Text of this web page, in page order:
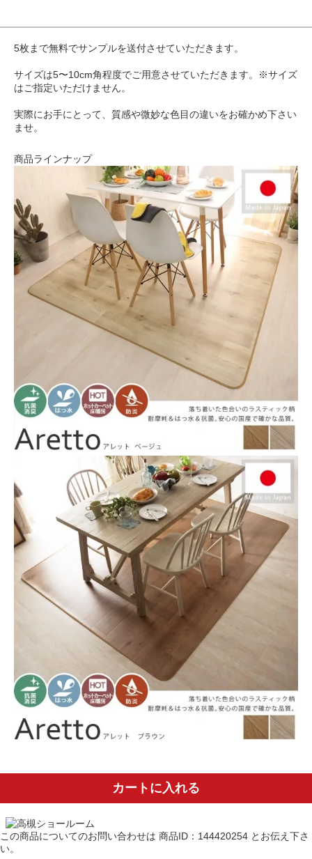
5枚まで無料でサンプルを送付させていただきます。
サイズは5〜10cm角程度でご用意させていただきます。※サイズ
はご指定いただけません。
実際にお手にとって、質感や微妙な色目の違いをお確かめ下さい
ませ。
商品ラインナップ
カートに入れる
この商品についてのお問い合わせは 商品ID：144420254 とお伝え下さ
い。